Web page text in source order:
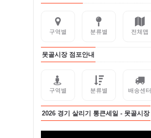
구역별 분류별 전체맵
못골시장 점포안내
구역별 분류별 배송센터
2026 경기 살리기 통큰세일 - 못골시장